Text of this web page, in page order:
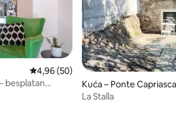
Prosječna ocjena: 4,96/5, recenzija:
4,96 (50)
besplatan
Kuća – Ponte Capriasca
La Stalla